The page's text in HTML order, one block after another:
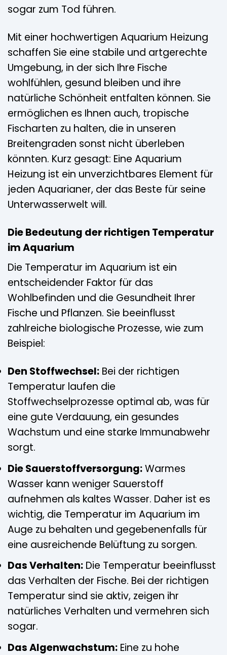
sogar zum Tod führen.
Mit einer hochwertigen Aquarium Heizung
schaffen Sie eine stabile und artgerechte
Umgebung, in der sich Ihre Fische
wohlfühlen, gesund bleiben und ihre
natürliche Schönheit entfalten können. Sie
ermöglichen es Ihnen auch, tropische
Fischarten zu halten, die in unseren
Breitengraden sonst nicht überleben
könnten. Kurz gesagt: Eine Aquarium
Heizung ist ein unverzichtbares Element für
jeden Aquarianer, der das Beste für seine
Unterwasserwelt will.
Die Bedeutung der richtigen Temperatur
im Aquarium
Die Temperatur im Aquarium ist ein
entscheidender Faktor für das
Wohlbefinden und die Gesundheit Ihrer
Fische und Pflanzen. Sie beeinflusst
zahlreiche biologische Prozesse, wie zum
Beispiel:
Den Stoffwechsel: Bei der richtigen
Temperatur laufen die
Stoffwechselprozesse optimal ab, was für
eine gute Verdauung, ein gesundes
Wachstum und eine starke Immunabwehr
sorgt.
Die Sauerstoffversorgung:Warmes
Wasser kann weniger Sauerstoff
aufnehmen als kaltes Wasser. Daher ist es
wichtig, die Temperatur im Aquarium im
Auge zu behalten und gegebenenfalls für
eine ausreichende Belüftung zu sorgen.
Das Verhalten: Die Temperatur beeinflusst
das Verhalten der Fische. Bei der richtigen
Temperatur sind sie aktiv, zeigen ihr
natürliches Verhalten und vermehren sich
sogar.
Das Algenwachstum: Eine zu hohe